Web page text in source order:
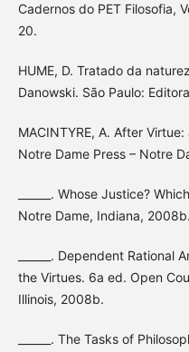
Cadernos do PET Filosofia,
20.
HUME, D. Tratado da
Danowski. São Paulo:
MACINTYRE, A. After
Notre Dame Press – Notre
______. Whose Justice?
Notre Dame, Indiana, 2008b.
______. Dependent
the Virtues. 6a ed. Open
Illinois, 2008b.
______. The Tasks of